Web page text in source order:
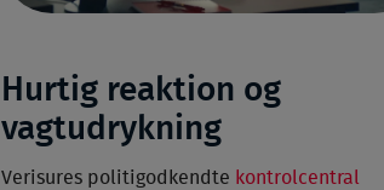
Hurtig reaktion og
vagtudrykning
Verisures politigodkendte kontrolcentral